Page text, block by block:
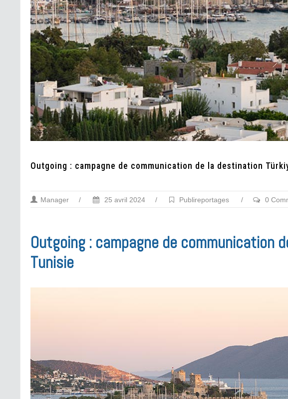
Outgoing : campagne de communication de la destination
Manager / 25 avril 2024 / Publireportages / 0
Outgoing : campagne de communication
Tunisie